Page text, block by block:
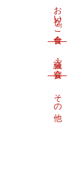
お祝い・ご会食
会議・ご宴会
その他